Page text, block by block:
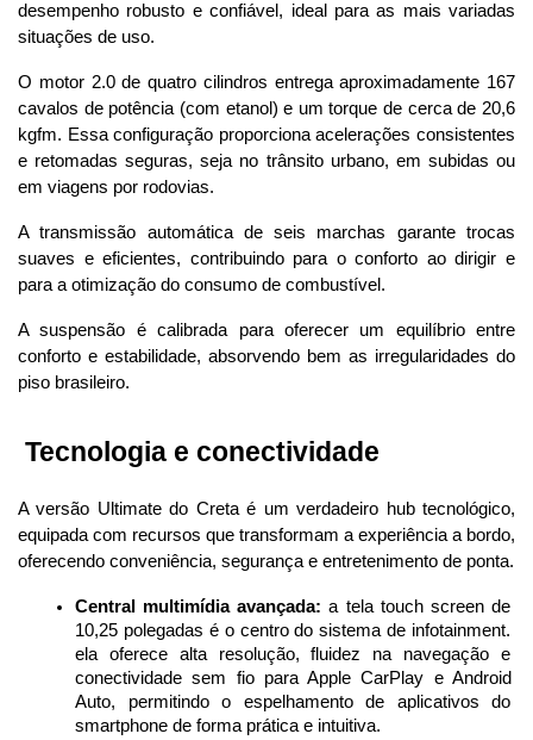
desempenho robusto e confiável, ideal para as mais variadas
situações de uso.
O motor 2.0 de quatro cilindros entrega aproximadamente 167
cavalos de potência (com etanol) e um torque de cerca de 20,6
kgfm. Essa configuração proporciona acelerações consistentes
e retomadas seguras, seja no trânsito urbano, em subidas ou
em viagens por rodovias.
A transmissão automática de seis marchas garante trocas
suaves e eficientes, contribuindo para o conforto ao dirigir e
para a otimização do consumo de combustível.
A suspensão é calibrada para oferecer um equilíbrio entre
conforto e estabilidade, absorvendo bem as irregularidades do
piso brasileiro.
Tecnologia e conectividade
A versão Ultimate do Creta é um verdadeiro hub tecnológico,
equipada com recursos que transformam a experiência a bordo,
oferecendo conveniência, segurança e entretenimento de ponta.
Central multimídia avançada: a tela touch screen de
10,25 polegadas é o centro do sistema de infotainment.
ela oferece alta resolução, fluidez na navegação e
conectividade sem fio para Apple CarPlay e Android
Auto, permitindo o espelhamento de aplicativos do
smartphone de forma prática e intuitiva.